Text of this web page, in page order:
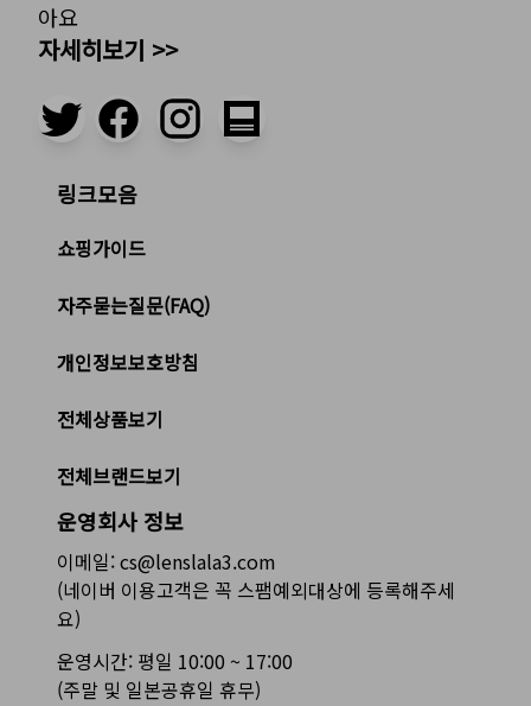
아요
자세히보기 >>
링크모음
쇼핑가이드
자주묻는질문(FAQ)
개인정보보호방침
전체상품보기
전체브랜드보기
운영회사 정보
이메일: cs@lenslala3.com
(네이버 이용고객은 꼭 스팸예외대상에 등록해주세
요)
운영시간: 평일 10:00 ~ 17:00
(주말 및 일본공휴일 휴무)